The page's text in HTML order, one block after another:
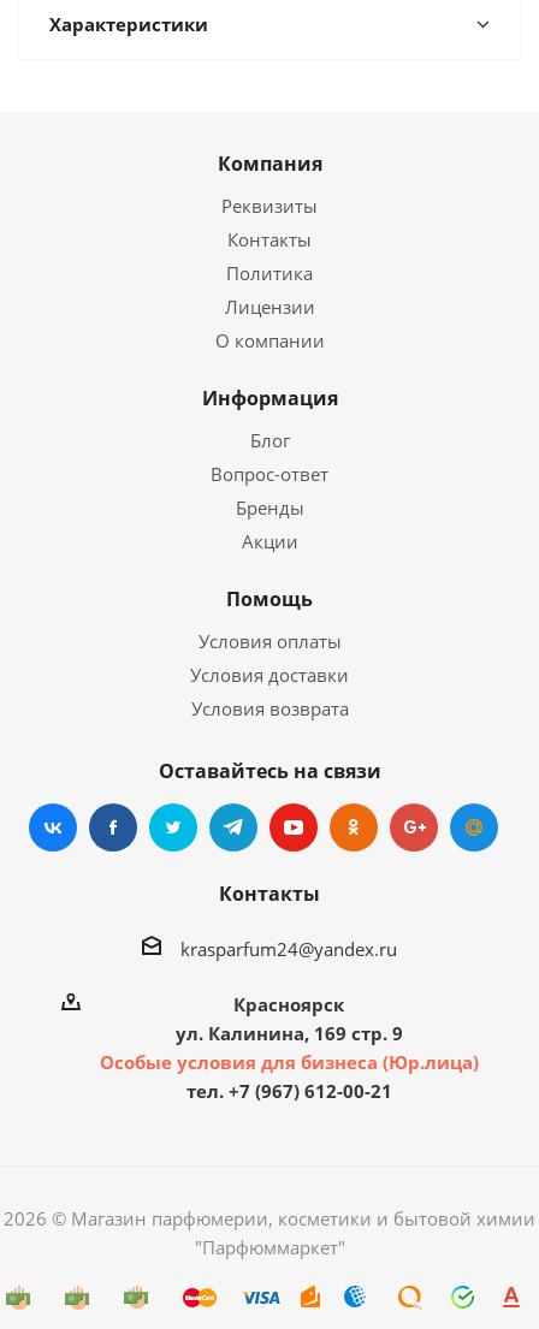
Характеристики
Компания
Реквизиты
Контакты
Политика
Лицензии
О компании
Информация
Блог
Вопрос-ответ
Бренды
Акции
Помощь
Условия оплаты
Условия доставки
Условия возврата
Оставайтесь на связи
Контакты
krasparfum24@yandex.ru
Красноярск
ул. Калинина, 169 стр. 9
Особые условия для бизнеса (Юр.лица)
тел. +7 (967) 612-00-21
2026 © Магазин парфюмерии, косметики и бытовой химии
"Парфюммаркет"